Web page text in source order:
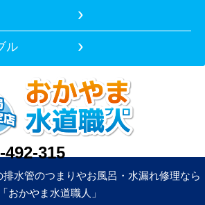
ル
492-315
水管のつまりやお風呂・水漏れ修理なら
「おかやま水道職人」